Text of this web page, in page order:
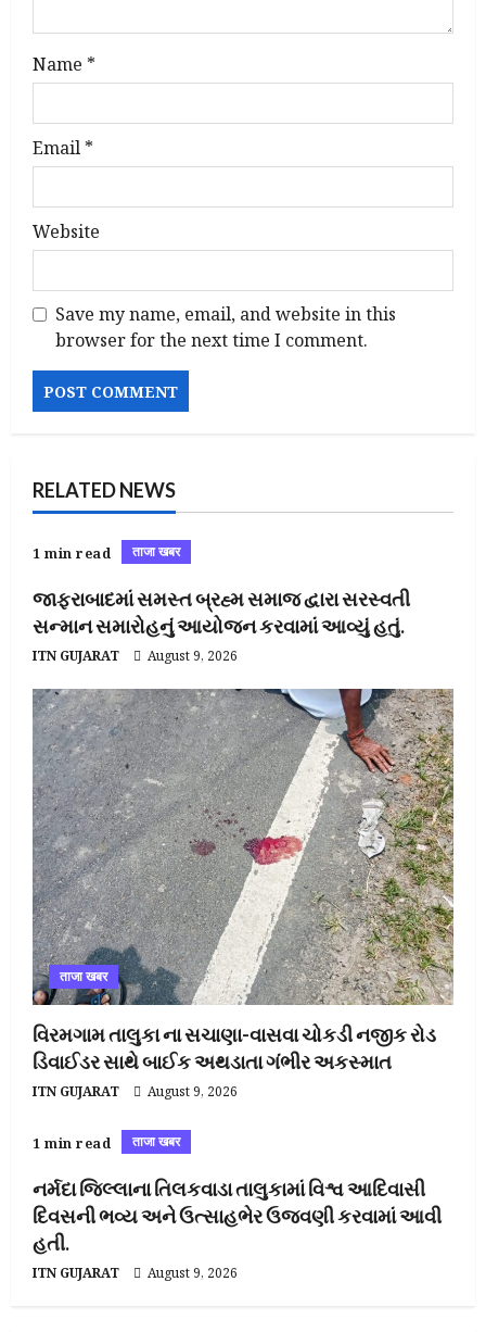
Name *
Email *
Website
Save my name, email, and website in this
browser for the next time I comment.
RELATED NEWS
1 min read ताजा खबर
જાફરાબાદમાં સમસ્ત બ્રહ્મ સમાજ દ્વારા સરસ્વતી
સન્માન સમારોહનું આયોજન કરવામાં આવ્યું હતું.
ITN GUJARAT August 9, 2026
ताजा खबर
વિરમગામ તાલુકા ના સચાણા-વાસવા ચોકડી નજીક રોડ
ડિવાઈડર સાથે બાઈક અથડાતા ગંભીર અકસ્માત
ITN GUJARAT August 9, 2026
1 min read ताजा खबर
નર્મદા જિલ્લાના તિલકવાડા તાલુકામાં વિશ્વ આદિવાસી
દિવસની ભવ્ય અને ઉત્સાહભેર ઉજવણી કરવામાં આવી
હતી.
ITN GUJARAT August 9, 2026